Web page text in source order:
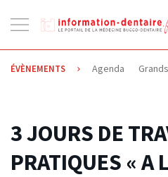
la
navigation
ÉVÈNEMENTS Agenda
30.06.2014
3 JOURS DE
PRATIQUES « A